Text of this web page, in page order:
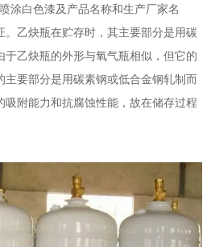
涂白色漆及产品名称和生产厂家名
。乙炔瓶在贮存时，其主要部分是用碳
于乙炔瓶的外形与氧气瓶相似，但它的
要部分是用碳素钢或低合金钢轧制而
吸附能力和抗腐蚀性能，故在储存过程